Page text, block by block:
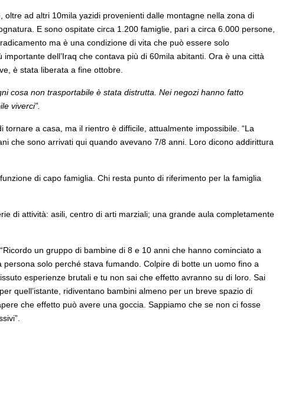
ad altri 10mila yazidi provenienti dalle montagne nella zona di
E sono ospitate circa 1.200 famiglie, pari a circa 6.000 persone,
ma è una condizione di vita che può essere solo
dell’Iraq che contava più di 60mila abitanti. Ora è una città
è stata liberata a fine ottobre.
cosa non trasportabile è stata distrutta. Nei negozi hanno fatto
viverci”.
tornare a casa, ma il rientro è difficile, attualmente impossibile. “La
che sono arrivati qui quando avevano 7/8 anni. Loro dicono addirittura
di capo famiglia. Chi resta punto di riferimento per la famiglia
di attività: asili, centro di arti marziali; una grande aula completamente
un gruppo di bambine di 8 e 10 anni che hanno cominciato a
solo perché stava fumando. Colpire di botte un uomo fino a
esperienze brutali e tu non sai che effetto avranno su di loro. Sai
quell’istante, ridiventano bambini almeno per un breve spazio di
che effetto può avere una goccia. Sappiamo che se non ci fosse